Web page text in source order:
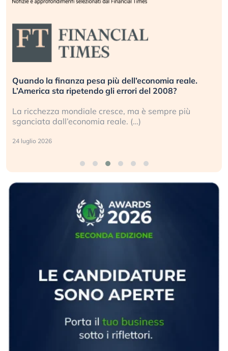
Quando la finanza pesa più dell’economia reale.
L’America sta ripetendo gli errori del 2008?
La ricchezza mondiale cresce, ma è sempre più
sganciata dall’economia reale. (…)
24 luglio 2026